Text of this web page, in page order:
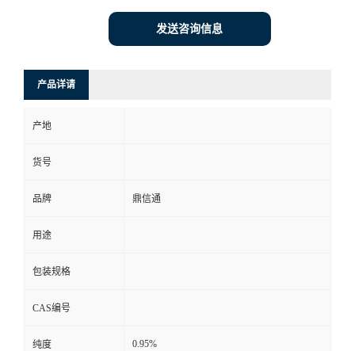
发送咨询信息
产品详请
产地
货号
品牌 鼎信通
用途
包装规格
CAS编号
纯度 0.95%